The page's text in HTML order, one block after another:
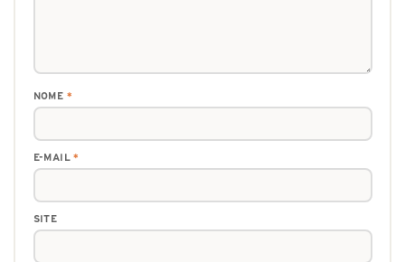
NOME *
E-MAIL*
SITE